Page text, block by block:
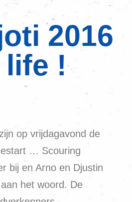
2016
life !
op vrijdagavond de
… Scouring
bij en Arno en Djustin
het woord. De